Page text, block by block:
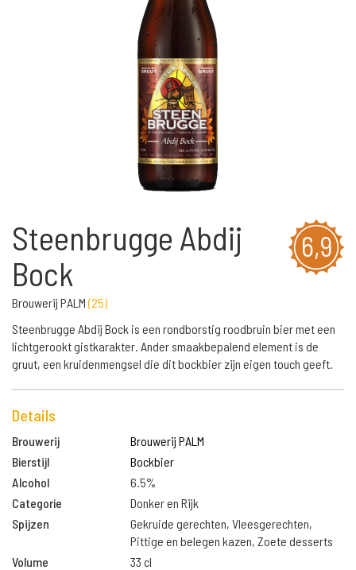
6,9
Steenbrugge Abdij
Bock
Brouwerij PALM(25)
Steenbrugge Abdij Bock is een rondborstig roodbruin bier met een
lichtgerookt gistkarakter. Ander smaakbepalend element is de
gruut, een kruidenmengsel die dit bockbier zijn eigen touch geeft.
Details
Brouwerij
Brouwerij PALM
Bierstijl
Bockbier
Alcohol
6.5%
Categorie
Donker en Rijk
Spijzen
Gekruide gerechten, Vleesgerechten,
Pittige en belegen kazen, Zoete desserts
Volume
33 cl